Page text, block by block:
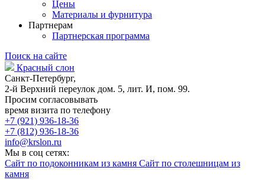
Цены
Материалы и фурнитура
Партнерам
Партнерская программа
Поиск на сайте
Красный слон
Санкт-Петербург,
2-й Верхний переулок дом. 5, лит. И, пом. 99.
Просим согласовывать
время визита по телефону
+7 (921) 936-18-36
+7 (812) 936-18-36
info@krslon.ru
Мы в соц сетях:
Сайт по подоконникам из камня Сайт по столешницам из
камня